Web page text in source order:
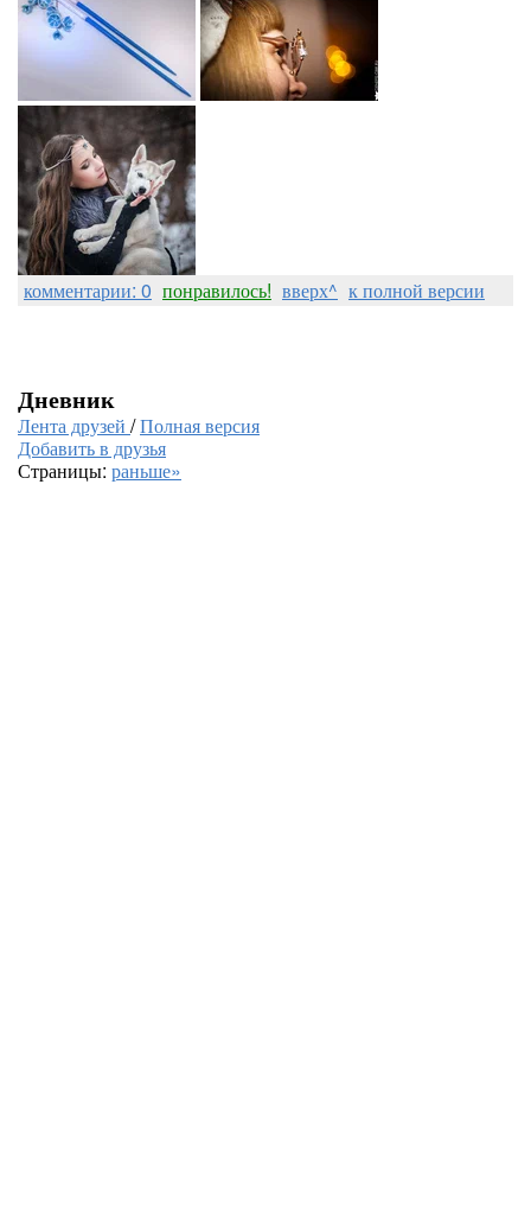
комментарии: 0 понравилось! вверх^ к полной версии
Дневник
Лента друзей /Полная версия
Добавить в друзья
Страницы: раньше»